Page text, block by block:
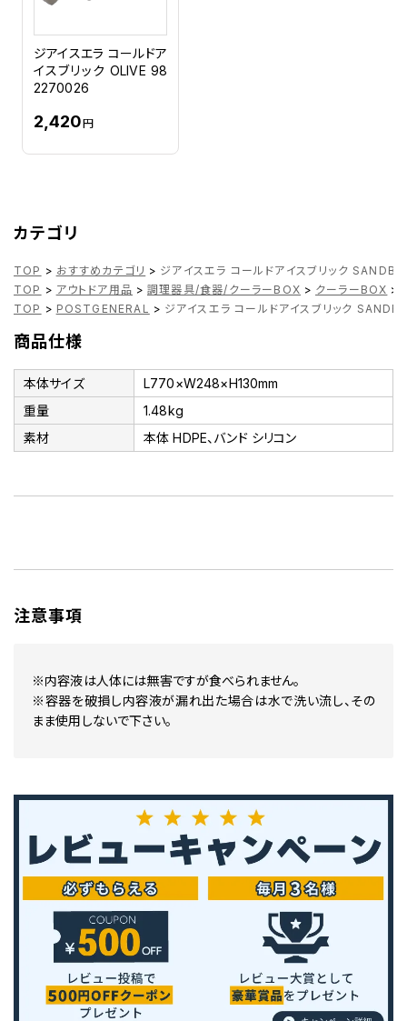
ジアイスエラ コールドア
イスブリック OLIVE 98
2270026
2,420円
カテゴリ
TOP > おすすめカテゴリ > ジアイスエラ コールドアイスブリック
TOP > アウトドア用品 > 調理器具/食器/クーラーBOX > クーラーBOX >
TOP > POSTGENERAL > ジアイスエラ コールドアイスブリック
商品仕様
本体サイズ
L770×W248×H130mm
重量
1.48kg
素材
本体 HDPE、バンド シリコン
注意事項
※内容液は人体には無害ですが食べられません。
※容器を破損し内容液が漏れ出た場合は水で洗い流し、その
まま使用しないで下さい。